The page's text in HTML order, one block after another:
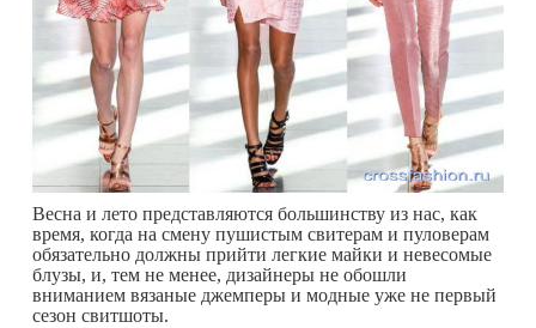
Весна и лето представляются большинству из нас, как
время, когда на смену пушистым свитерам и пуловерам
обязательно должны прийти легкие майки и невесомые
блузы, и, тем не менее, дизайнеры не обошли
вниманием вязаные джемперы и модные уже не первый
сезон свитшоты.